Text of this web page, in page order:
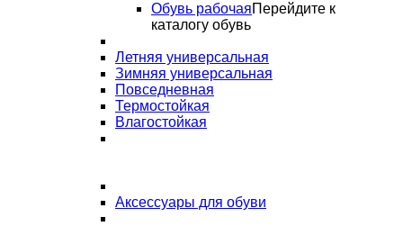
Обувь рабочаяПерейдите к
каталогу обувь
Летняя универсальная
Зимняя универсальная
Повседневная
Термостойкая
Влагостойкая
Аксессуары для обуви